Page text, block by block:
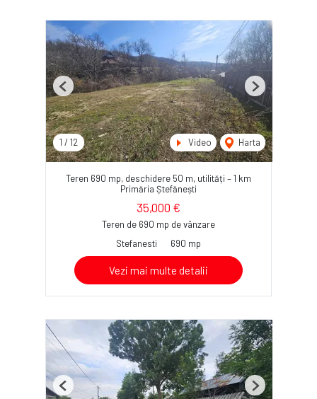
1 / 12 Video Harta
Previous Next
Teren 690 mp, deschidere 50 m, utilități – 1 km
Primăria Ștefănești
35,000 €
Teren de 690 mp de vânzare
Stefanesti
690 mp
Vezi mai multe detalii
Previous Next